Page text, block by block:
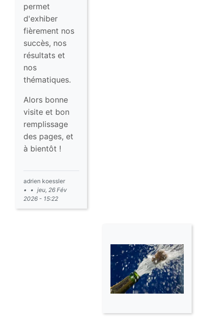
permet
d'exhiber
fièrement nos
succès, nos
résultats et
nos
thématiques.
Alors bonne
visite et bon
remplissage
des pages, et
à bientôt !
adrien koessler
jeu, 26 Fév
2026 - 15:22